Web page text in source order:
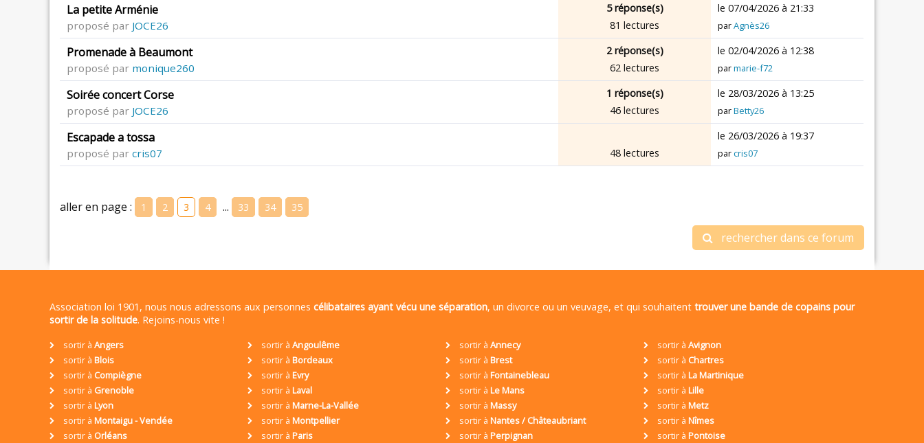
La petite Arménie
proposé par JOCE26
5 réponse(s)
81 lectures
le 07/04/2026 à 21:33
parAgnès26
Promenade à Beaumont
proposé par monique260
2 réponse(s)
62 lectures
le 02/04/2026 à 12:38
parmarie-f72
Soirée concert Corse
proposé par JOCE26
1 réponse(s)
46 lectures
le 28/03/2026 à 13:25
parBetty26
Escapade a tossa
proposé par cris07 48 lectures
le 26/03/2026 à 19:37
parcris07
aller en page : 1 2 3 4 ... 33 34 35
rechercher dans ce forum
Association loi 1901, nous nous adressons aux personnes célibataires ayant vécu une séparation, un divorce ou un veuvage, et qui souhaitent trouver une bande de copains pour
sortir de la solitude. Rejoins-nous vite !
sortir à Angers sortir à Angoulême sortir à Annecy sortir à Avignon
sortir à Blois sortir à Bordeaux sortir à Brest sortir à Chartres
sortir à Compiègne sortir à Evry sortir à Fontainebleau sortir à La Martinique
sortir à Grenoble sortir à Laval sortir à Le Mans sortir à Lille
sortir à Lyon sortir à Marne-La-Vallée sortir à Massy sortir à Metz
sortir à Montaigu - Vendée sortir à Montpellier sortir à Nantes / Châteaubriant sortir à Nîmes
sortir à Orléans sortir à Paris sortir à Perpignan sortir à Pontoise